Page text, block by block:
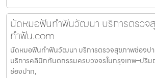
นัดหมอฟันทำฟันวัฒนา บริการตรวจ
ทำฟัน.com
นัดหมอฟันทำฟันวัฒนา บริการตรวจสุขภาพช่อง
บริการคลินิกทันตกรรมครบวงจรในกรุงเทพ–ปริ
ช่องปาก,